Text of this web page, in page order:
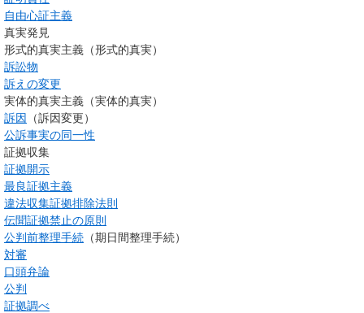
自由心証主義
真実発見
形式的真実主義（形式的真実）
訴訟物
訴えの変更
実体的真実主義（実体的真実）
訴因
（訴因変更）
公訴事実の同一性
証拠収集
証拠開示
最良証拠主義
違法収集証拠排除法則
伝聞証拠禁止の原則
公判前整理手続 （期日間整理手続）
対審
口頭弁論
公判
証拠調べ